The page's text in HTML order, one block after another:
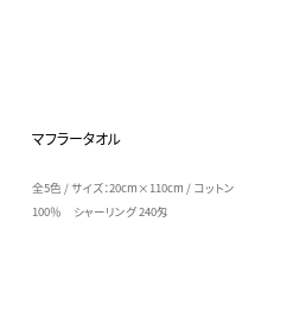
マフラータオル
全5色 / サイズ：20cm×110cm / コットン
100％ シャーリング 240匁